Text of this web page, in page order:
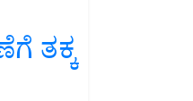
ತಕ್ಕ